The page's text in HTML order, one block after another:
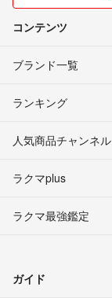
コンテンツ
ブランド一覧
ランキング
人気商品チャンネル
ラクマplus
ラクマ最強鑑定
ガイド